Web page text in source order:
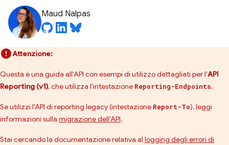
Maud Nalpas
Attenzione:
Questa è una guida all'API con esempi di utilizzo dettagliati per l'API
Reporting (v1), che utilizza l'intestazione Reporting-Endpoints.
Se utilizzi l'API di reporting legacy (intestazione Report-To), leggi
informazioni sulla migrazione dell'API.
Stai cercando la documentazione relativa al logging degli errori di